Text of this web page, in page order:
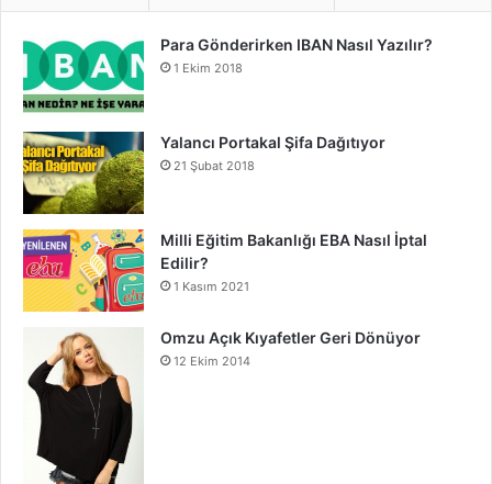
Para Gönderirken IBAN Nasıl Yazılır?
1 Ekim 2018
Yalancı Portakal Şifa Dağıtıyor
21 Şubat 2018
Milli Eğitim Bakanlığı EBA Nasıl İptal
Edilir?
1 Kasım 2021
Omzu Açık Kıyafetler Geri Dönüyor
12 Ekim 2014